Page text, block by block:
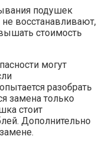
подушек
восстанавливают,
стоимость
могут
разобрать
замена только
стоит
Дополнительно